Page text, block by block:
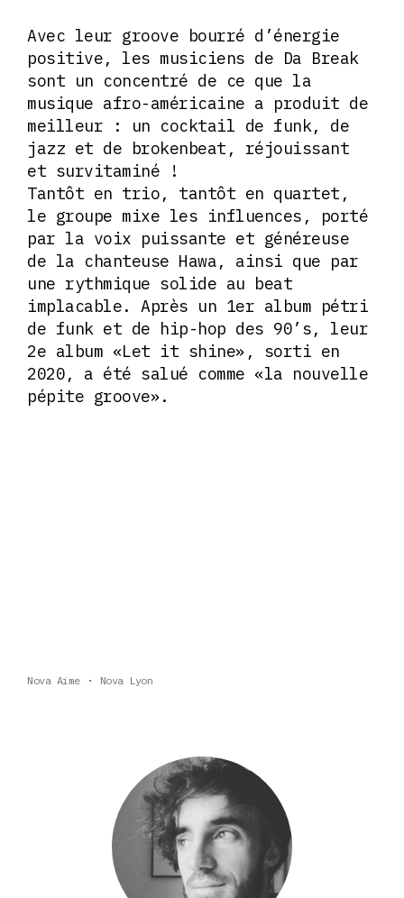
Avec leur groove bourré d’énergie
positive, les musiciens de Da Break
sont un concentré de ce que la
musique afro-américaine a produit de
meilleur : un cocktail de funk, de
jazz et de brokenbeat, réjouissant
et survitaminé !
Tantôt en trio, tantôt en quartet,
le groupe mixe les influences, porté
par la voix puissante et généreuse
de la chanteuse Hawa, ainsi que par
une rythmique solide au beat
implacable. Après un 1er album pétri
de funk et de hip-hop des 90’s, leur
2e album «Let it shine», sorti en
2020, a été salué comme «la nouvelle
pépite groove».
Nova Aime Nova Lyon